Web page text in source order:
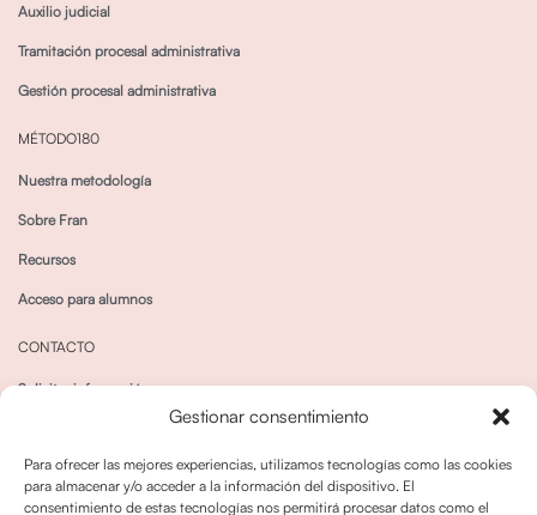
Gestionar consentimiento
Para ofrecer las mejores experiencias, utilizamos tecnologías como las cookies
para almacenar y/o acceder a la información del dispositivo. El
consentimiento de estas tecnologías nos permitirá procesar datos como el
Auxilio judicial
Tramitación procesal administrativa
Gestión procesal administrativa
MÉTODO180
Nuestra metodología
Sobre Fran
Recursos
Acceso para alumnos
CONTACTO
Solicitar información